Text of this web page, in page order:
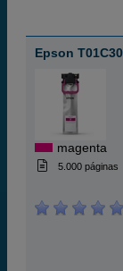
Epson
magenta
5.000 páginas